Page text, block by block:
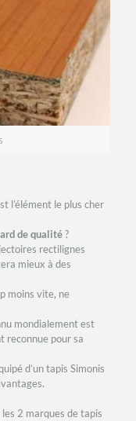
l’élément le plus cher
de qualité?
rectilignes
mieux à des
moins vite, ne
mondialement est
reconnue pour sa
d’un tapis Simonis
les 2 marques de tapis